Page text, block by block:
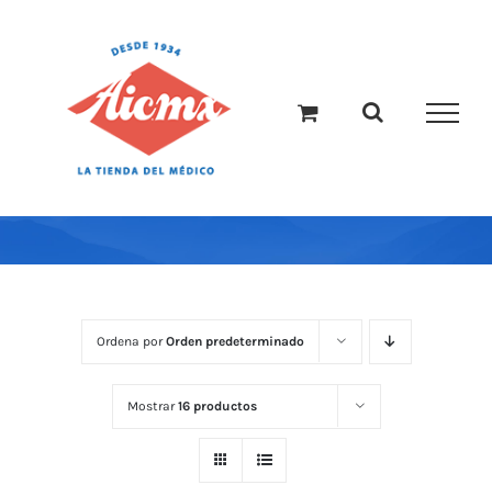
Ordena porOrden predeterminado
Mostrar16 productos